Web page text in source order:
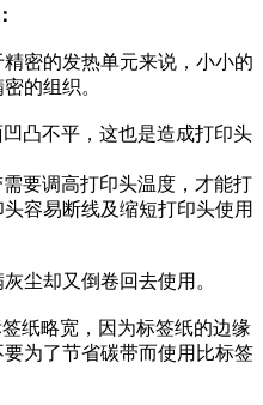
密的发热单元来说，小小的
的组织。
凸不平，这也是造成打印头
要调高打印头温度，才能打
容易断线及缩短打印头使用
灰尘却又倒卷回去使用。
纸略宽，因为标签纸的边缘
为了节省碳带而使用比标签